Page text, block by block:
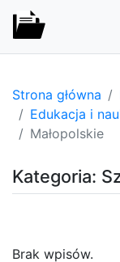
Strona główna
Edukacja i
Małopolskie
Kategoria:
Brak wpisów.